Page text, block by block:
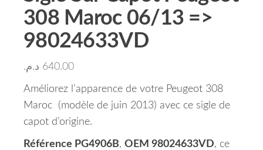
308 Maroc 06/13 =>
98024633VD
640.00 د.م.
Améliorez l’apparence de votre Peugeot 308
Maroc (modèle de juin 2013) avec ce sigle de
capot d’origine.
Référence PG4906B, OEM 98024633VD, ce